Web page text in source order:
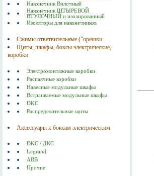
Наконечник Вилочный
Наконечник ШТЫРЕВОЙ
ВТУЛОЧНЫЙ и изолированный
Изоляторы для наконечников
Сжимы ответвительные ("орешки
Щиты, шкафы, боксы электрические,
коробки
Электромонтажные коробки
Распаячные коробки
Навесные модульные шкафы
Встраиваемые модульные шкафы
DKC
Распределительные щиты
Аксессуары к боксам электрическим
DKC / ДКС
Legrand
ABB
Прочие